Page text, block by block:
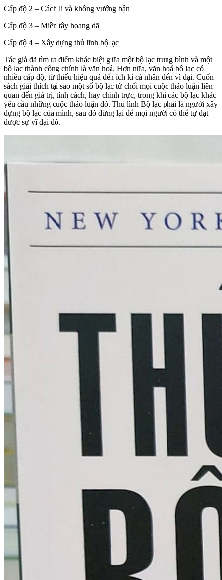
Cấp độ 2 – Cách li và không vướng bận
Cấp độ 3 – Miền tây hoang dã
Cấp độ 4 – Xây dựng thủ lĩnh bộ lạc
Tác giả đã tìm ra điểm khác biệt giữa một bộ lạc trung bình và một
bộ lạc thành công chính là văn hoá. Hơn nữa, văn hoá bộ lạc có
nhiều cấp độ, từ thiếu hiệu quả đến ích kỉ cá nhân đến vĩ đại. Cuốn
sách giải thích tại sao một số bộ lạc từ chối mọi cuộc thảo luận liên
quan đến giá trị, tính cách, hay chính trực, trong khi các bộ lạc khác
yêu cầu những cuộc thảo luận đó. Thủ lĩnh Bộ lạc phải là người xây
dựng bộ lạc của mình, sau đó dừng lại để mọi người có thể tự đạt
được sự vĩ đại đó.